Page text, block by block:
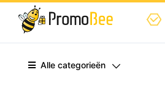
Alle categorieën